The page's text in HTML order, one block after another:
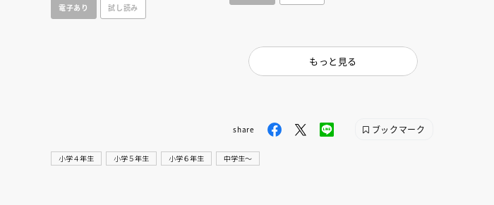
電子あり
試し読み
もっと見る
share ブックマーク
小学４年生 小学５年生 小学６年生 中学生〜